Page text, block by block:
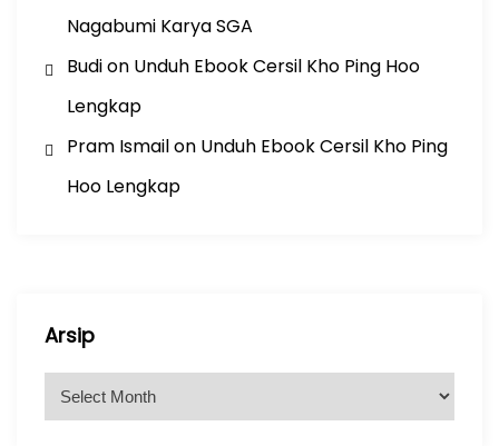
Nagabumi Karya SGA
Budion Unduh Ebook Cersil Kho Ping Hoo
Lengkap
Pram Ismailon Unduh Ebook Cersil Kho Ping
Hoo Lengkap
Arsip